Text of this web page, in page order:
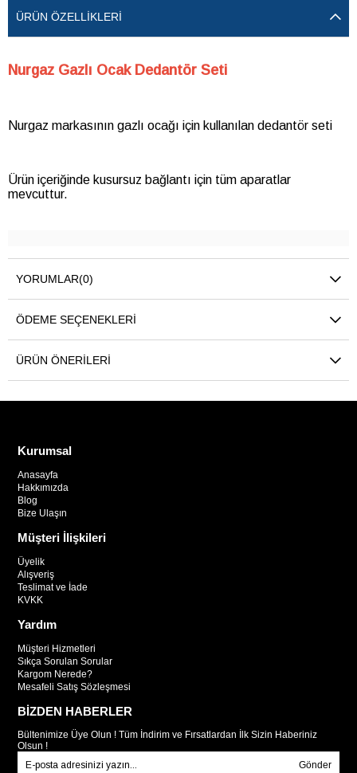
ÜRÜN ÖZELLIKLERI
Nurgaz Gazlı Ocak Dedantör Seti
Nurgaz markasının gazlı ocağı için kullanılan dedantör seti
Ürün içeriğinde kusursuz bağlantı için tüm aparatlar
mevcuttur.
YORUMLAR(0)
ÖDEME SEÇENEKLERI
ÜRÜN ÖNERILERI
Kurumsal
Anasayfa
Hakkımızda
Blog
Bize Ulaşın
Müşteri İlişkileri
Üyelik
Alışveriş
Teslimat ve İade
KVKK
Yardım
Müşteri Hizmetleri
Sıkça Sorulan Sorular
Kargom Nerede?
Mesafeli Satış Sözleşmesi
BİZDEN HABERLER
Bültenimize Üye Olun ! Tüm İndirim ve Fırsatlardan İlk Sizin Haberiniz
Olsun !
Gönder